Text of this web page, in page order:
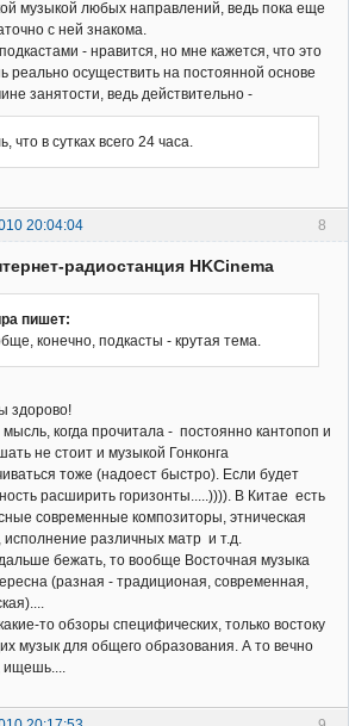
музыкой любых направлений, ведь пока еще
с ней знакома.
- нравится, но мне кажется, что это
реально осуществить на постоянной основе
занятости, ведь действительно -
что в сутках всего 24 часа.
8
20:04:04
радиостанция HKCinema
пишет:
конечно, подкасты - крутая тема.
здорово!
когда прочитала - постоянно кантопоп и
не стоит и музыкой Гонконга
тоже (надоест быстро). Если будет
расширить горизонты.....)))). В Китае есть
современные композиторы, этническая
исполнение различных матр и т.д.
бежать, то вообще Восточная музыка
(разная - традиционая, современная,
то обзоры специфических, только востоку
музык для общего образования. А то вечно